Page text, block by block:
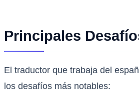
Principales
El traductor que trabaja del
los desafíos más notables: